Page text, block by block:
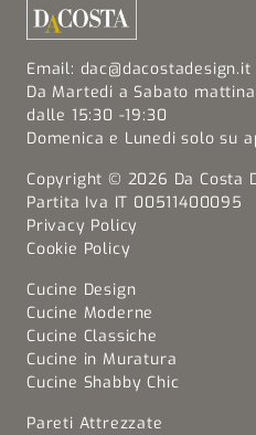
Email: dac@dacostadesign.it
Da Martedi a Sabato
dalle 15:30 -19:30
Domenica e Lunedi solo su
Copyright © 2026 Da Costa
Partita Iva IT 00511400095
Privacy Policy
Cookie Policy
Cucine Design
Cucine Moderne
Cucine Classiche
Cucine in Muratura
Cucine Shabby Chic
Pareti Attrezzate